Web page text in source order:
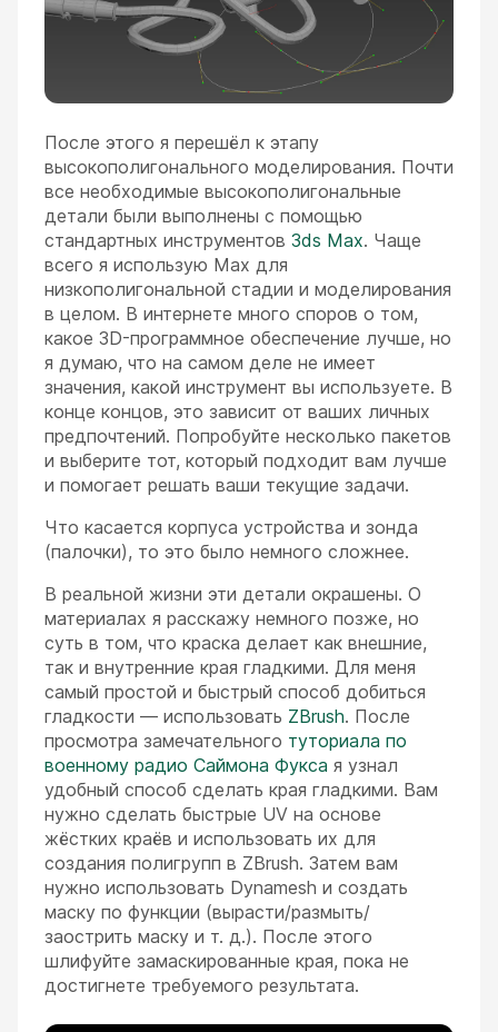
После этого я перешёл к этапу
высокополигонального моделирования. Почти
все необходимые высокополигональные
детали были выполнены с помощью
стандартных инструментов 3ds Max. Чаще
всего я использую Max для
низкополигональной стадии и моделирования
в целом. В интернете много споров о том,
какое 3D-программное обеспечение лучше, но
я думаю, что на самом деле не имеет
значения, какой инструмент вы используете. В
конце концов, это зависит от ваших личных
предпочтений. Попробуйте несколько пакетов
и выберите тот, который подходит вам лучше
и помогает решать ваши текущие задачи.
Что касается корпуса устройства и зонда
(палочки), то это было немного сложнее.
В реальной жизни эти детали окрашены. О
материалах я расскажу немного позже, но
суть в том, что краска делает как внешние,
так и внутренние края гладкими. Для меня
самый простой и быстрый способ добиться
гладкости — использовать ZBrush. После
просмотра замечательного туториала по
военному радио Саймона Фукса я узнал
удобный способ сделать края гладкими. Вам
нужно сделать быстрые UV на основе
жёстких краёв и использовать их для
создания полигрупп в ZBrush. Затем вам
нужно использовать Dynamesh и создать
маску по функции (вырасти/размыть/
заострить маску и т. д.). После этого
шлифуйте замаскированные края, пока не
достигнете требуемого результата.